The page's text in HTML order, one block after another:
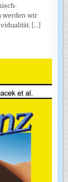
werden wir
[...]